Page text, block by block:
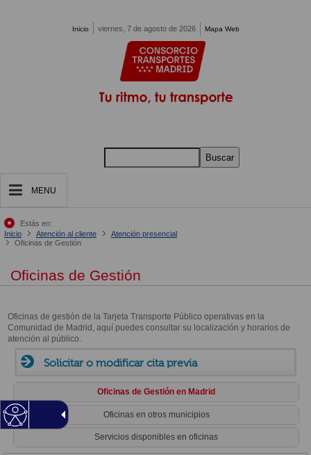
Inicio viernes, 7 de agosto de 2026 Mapa Web
Buscar
MENU
Estás en:
Inicio
Atención al cliente
Atención presencial
Oficinas de Gestión
Oficinas de Gestión
Oficinas de gestión de la Tarjeta Transporte Público operativas en la
Comunidad de Madrid, aquí puedes consultar su localización y horarios de
atención al público.
Solicitar o modificar cita previa
Oficinas de Gestión en Madrid
Oficinas en otros municipios
Servicios disponibles en oficinas